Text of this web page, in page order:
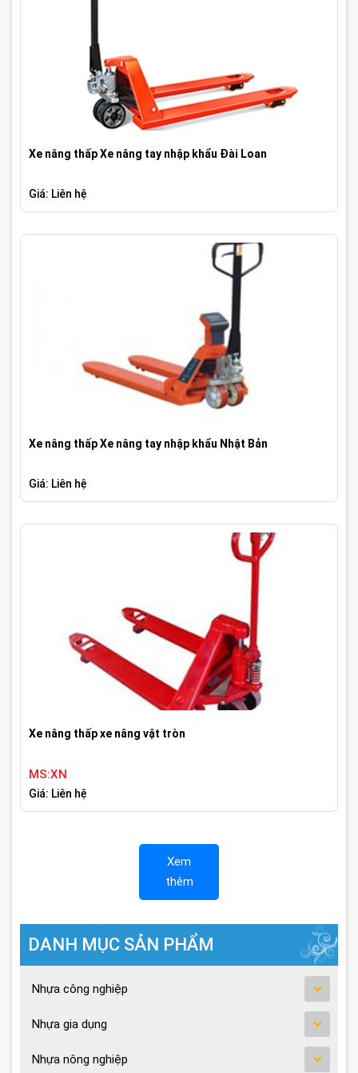
Xe nâng thấp Xe nâng tay nhập khẩu Đài Loan
Giá: Liên hệ
Xe nâng thấp Xe nâng tay nhập khẩu Nhật Bản
Giá: Liên hệ
Xe nâng thấp xe nâng vật tròn
MS:XN
Giá: Liên hệ
Xem
thêm
DANH MỤC SẢN PHẨM
Nhựa công nghiệp
Nhựa gia dụng
Nhựa nông nghiệp